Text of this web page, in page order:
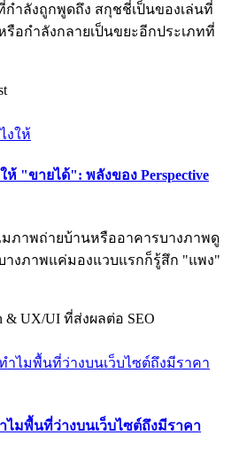
ำลังถูกพูดถึง สกุชชี่เป็นของเล่นที่
รือกำลังกลายเป็นขยะอีกประเภทที่
"ขายได้": พลังของ Perspective
มภาพถ่ายบ้านหรืออาคารบางภาพดู
งภาพแค่มองแวบแรกก็รู้สึก "แพง"
& UX/UI ที่ส่งผลต่อ SEO
ไมพื้นที่ว่างบนเว็บไซต์ถึงมีราคา